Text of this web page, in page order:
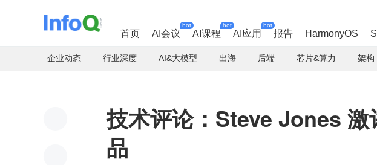
首页 AI会议
hot
AI课程
hot
AI应用
hot
报告 HarmonyOS
企业动态 行业深度 AI&大模型 出海 后端 芯片&算力 架构
技术评论：Steve Jones
品